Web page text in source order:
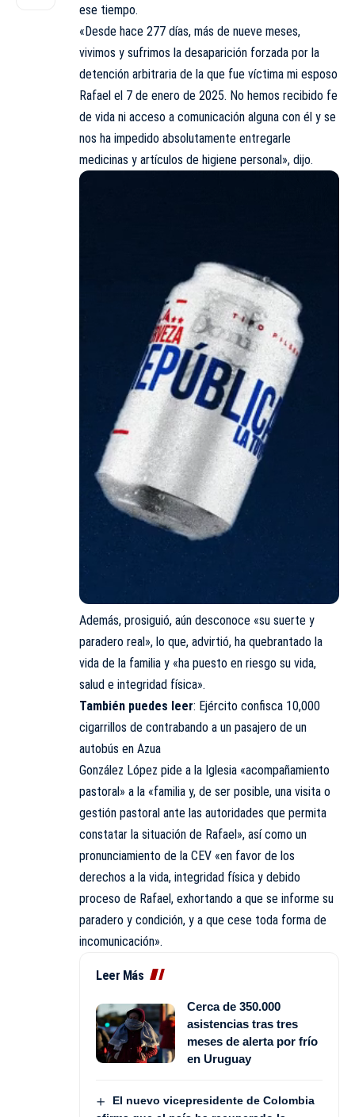
ese tiempo.
«Desde hace 277 días, más de nueve meses,
vivimos y sufrimos la desaparición forzada por la
detención arbitraria de la que fue víctima mi esposo
Rafael el 7 de enero de 2025. No hemos recibido fe
de vida ni acceso a comunicación alguna con él y se
nos ha impedido absolutamente entregarle
medicinas y artículos de higiene personal», dijo.
Además, prosiguió, aún desconoce «su suerte y
paradero real», lo que, advirtió, ha quebrantado la
vida de la familia y «ha puesto en riesgo su vida,
salud e integridad física».
También puedes leer: Ejército confisca 10,000
cigarrillos de contrabando a un pasajero de un
autobús en Azua
González López pide a la Iglesia «acompañamiento
pastoral» a la «familia y, de ser posible, una visita o
gestión pastoral ante las autoridades que permita
constatar la situación de Rafael», así como un
pronunciamiento de la CEV «en favor de los
derechos a la vida, integridad física y debido
proceso de Rafael, exhortando a que se informe su
paradero y condición, y a que cese toda forma de
incomunicación».
Leer Más
Cerca de 350.000
asistencias tras tres
meses de alerta por frío
en Uruguay
El nuevo vicepresidente de Colombia